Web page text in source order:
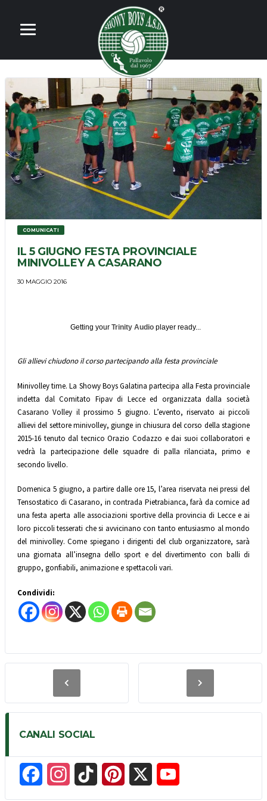
COMUNICATI
IL 5 GIUGNO FESTA PROVINCIALE
MINIVOLLEY A CASARANO
30 MAGGIO 2016
Getting your Trinity Audioplayer ready...
Gli allievi chiudono il corso partecipando alla festa provinciale
Minivolley time. La Showy Boys Galatina partecipa alla Festa provinciale
indetta dal Comitato Fipav di Lecce ed organizzata dalla società
Casarano Volley il prossimo 5 giugno. L’evento, riservato ai piccoli
allievi del settore minivolley, giunge in chiusura del corso della stagione
2015-16 tenuto dal tecnico Orazio Codazzo e dai suoi collaboratori e
vedrà la partecipazione delle squadre di palla rilanciata, primo e
secondo livello.
Domenica 5 giugno, a partire dalle ore 15, l’area riservata nei pressi del
Tensostatico di Casarano, in contrada Pietrabianca, farà da cornice ad
una festa aperta alle associazioni sportive della provincia di Lecce e ai
loro piccoli tesserati che si avvicinano con tanto entusiasmo al mondo
del minivolley.Come spiegano i dirigenti del club organizzatore, sarà
una giornata all’insegna dello sport e del divertimento con balli di
gruppo, gonfiabili, animazione e spettacoli vari.
Condividi:
CANALI SOCIAL
a
n
i
i
o